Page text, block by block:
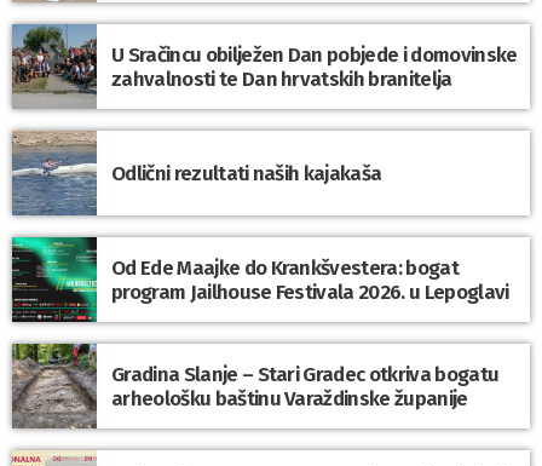
U Sračincu obilježen Dan pobjede i domovinske
zahvalnosti te Dan hrvatskih branitelja
Odlični rezultati naših kajakaša
Od Ede Maajke do Krankšvestera: bogat
program Jailhouse Festivala 2026. u Lepoglavi
Gradina Slanje – Stari Gradec otkriva bogatu
arheološku baštinu Varaždinske županije